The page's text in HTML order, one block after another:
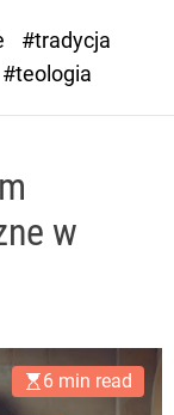
#tradycja
#teologia
w
6 min read